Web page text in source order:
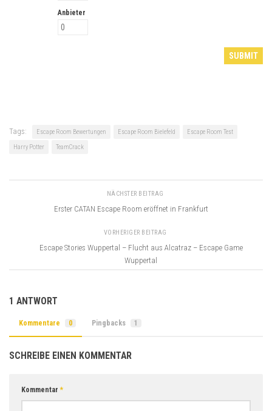
Anbieter
Tags: Escape Room Bewertungen Escape Room Bielefeld
Escape Room Test
Harry Potter
TeamCrack
NÄCHSTER BEITRAG
Erster CATAN Escape Room eröffnet in Frankfurt
VORHERIGER BEITRAG
Escape Stories Wuppertal – Flucht aus Alcatraz – Escape Game
Wuppertal
1 ANTWORT
Kommentare 0 Pingbacks 1
SCHREIBE EINEN KOMMENTAR
Kommentar*